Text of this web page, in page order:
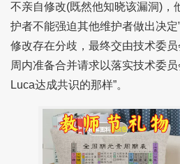
不亲自修改(既然他知晓该漏洞)，
护者不能强迫其他维护者做出决
修改存在分歧，最终交由技术委
周内准备合并请求以落实技术委
Luca达成共识的那样”。